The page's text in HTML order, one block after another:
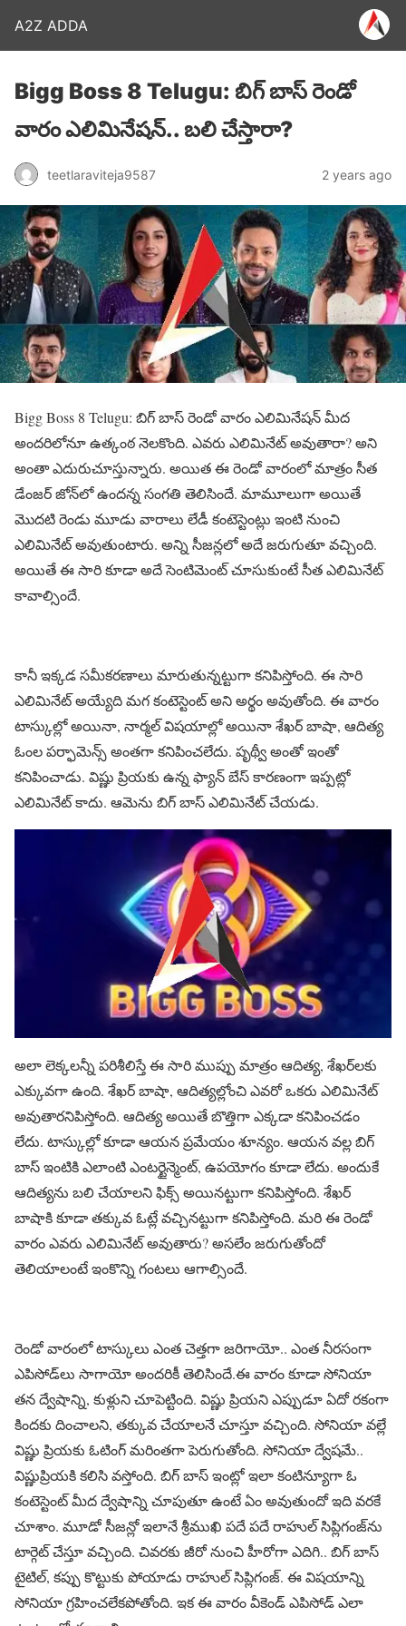
A2Z ADDA
Bigg Boss 8 Telugu: బిగ్ బాస్ రెండో
వారం ఎలిమినేషన్.. బలి చేస్తారా?
teetlaraviteja9587 2 years ago
Bigg Boss 8 Telugu: బిగ్ బాస్ రెండో వారం ఎలిమినేషన్ మీద
అందరిలోనూ ఉత్కంఠ నెలకొంది. ఎవరు ఎలిమినేట్ అవుతారా? అని
అంతా ఎదురుచూస్తున్నారు. అయిత ఈ రెండో వారంలో మాత్రం సీత
డేంజర్ జోన్‌లో ఉందన్న సంగతి తెలిసిందే. మామూలుగా అయితే
మొదటి రెండు మూడు వారాలు లేడీ కంటెస్టెంట్లు ఇంటి నుంచి
ఎలిమినేట్ అవుతుంటారు. అన్ని సీజన్లలో అదే జరుగుతూ వచ్చింది.
అయితే ఈ సారి కూడా అదే సెంటిమెంట్ చూసుకుంటే సీత ఎలిమినేట్
కావాల్సిందే.
కానీ ఇక్కడ సమీకరణాలు మారుతున్నట్టుగా కనిపిస్తోంది. ఈ సారి
ఎలిమినేట్ అయ్యేది మగ కంటెస్టెంట్ అని అర్థం అవుతోంది. ఈ వారం
టాస్కుల్లో అయినా, నార్మల్ విషయాల్లో అయినా శేఖర్ బాషా, ఆదిత్య
ఓంల పర్ఫామెన్స్ అంతగా కనిపించలేదు. పృథ్వీ అంతో ఇంతో
కనిపించాడు. విష్ణు ప్రియకు ఉన్న ఫ్యాన్ బేస్ కారణంగా ఇప్పట్లో
ఎలిమినేట్ కాదు. ఆమెను బిగ్ బాస్ ఎలిమినేట్ చేయడు.
అలా లెక్కలన్నీ పరిశీలిస్తే ఈ సారి ముప్పు మాత్రం ఆదిత్య, శేఖర్‌లకు
ఎక్కువగా ఉంది. శేఖర్ బాషా, ఆదిత్యల్లోంచి ఎవరో ఒకరు ఎలిమినేట్
అవుతారనిపిస్తోంది. ఆదిత్య అయితే బొత్తిగా ఎక్కడా కనిపించడం
లేదు. టాస్కుల్లో కూడా ఆయన ప్రమేయం శూన్యం. ఆయన వల్ల బిగ్
బాస్ ఇంటికి ఎలాంటి ఎంటర్టైన్మెంట్, ఉపయోగం కూడా లేదు. అందుకే
ఆదిత్యను బలి చేయాలని ఫిక్స్ అయినట్టుగా కనిపిస్తోంది. శేఖర్
బాషాకి కూడా తక్కువ ఓట్లే వచ్చినట్టుగా కనిపిస్తోంది. మరి ఈ రెండో
వారం ఎవరు ఎలిమినేట్ అవుతారు? అసలేం జరుగుతోందో
తెలియాలంటే ఇంకొన్ని గంటలు ఆగాల్సిందే.
రెండో వారంలో టాస్కులు ఎంత చెత్తగా జరిగాయో.. ఎంత నీరసంగా
ఎపిసోడ్‌లు సాగాయో అందరికీ తెలిసిందే.ఈ వారం కూడా సోనియా
తన ద్వేషాన్ని, కుళ్లుని చూపెట్టింది. విష్ణు ప్రియని ఎప్పుడూ ఏదో రకంగా
కిందకు దించాలని, తక్కువ చేయాలనే చూస్తూ వచ్చింది. సోనియా వల్లే
విష్ణు ప్రియకు ఓటింగ్ మరింతగా పెరుగుతోంది. సోనియా ద్వేషమే..
విష్ణుప్రియకి కలిసి వస్తోంది. బిగ్ బాస్ ఇంట్లో ఇలా కంటిన్యూగా ఓ
కంటెస్టెంట్ మీద ద్వేషాన్ని చూపుతూ ఉంటే ఏం అవుతుందో ఇది వరకే
చూశాం. మూడో సీజన్లో ఇలానే శ్రీముఖి పదే పదే రాహుల్ సిప్లిగంజ్‌ను
టార్గెట్ చేస్తూ వచ్చింది. చివరకు జీరో నుంచి హీరోగా ఎదిగి.. బిగ్ బాస్
టైటిల్, కప్పు కొట్టుకు పోయాడు రాహుల్ సిప్లిగంజ్. ఈ విషయాన్ని
సోనియా గ్రహించలేకపోతోంది. ఇక ఈ వారం వీకెండ్ ఎపిసోడ్ ఎలా